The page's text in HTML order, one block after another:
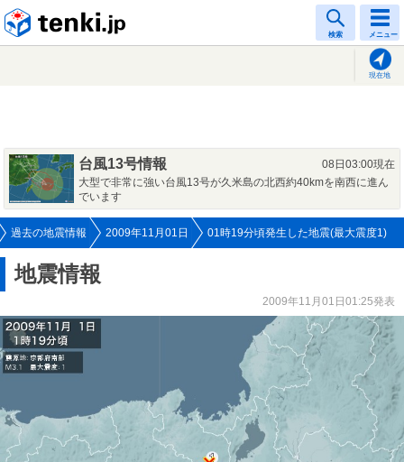
検索 メニュー
現在地
台風13号情報
08日03:00現在
大型で非常に強い台風13号が久米島の北西約40kmを南西に進ん
でいます
過去の地震情報 2009年11月01日 01時19分頃発生した地震(最大震度1)
地震情報
2009年11月01日01:25発表